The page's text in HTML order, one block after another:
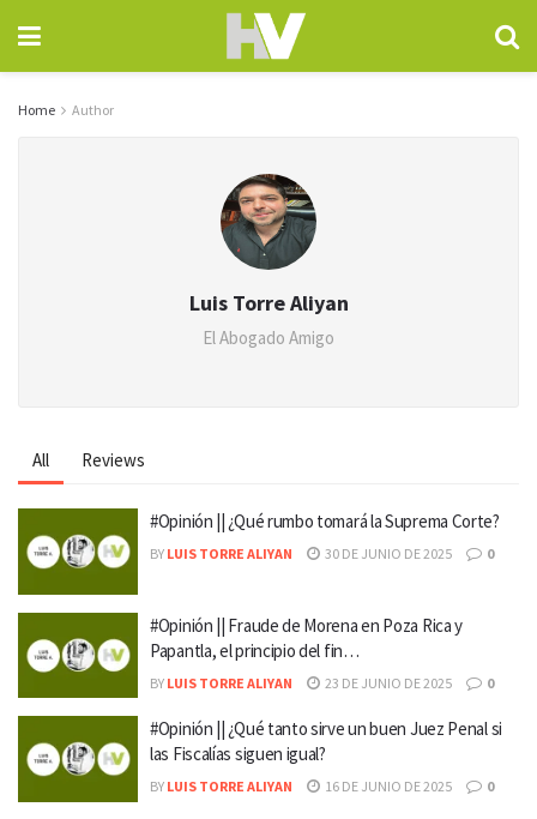
Home Author
Luis Torre Aliyan
El Abogado Amigo
All Reviews
#Opinión || ¿Qué rumbo tomará la Suprema Corte?
BY LUIS TORRE ALIYAN 30 DE JUNIO DE 2025 0
#Opinión || Fraude de Morena en Poza Rica y
Papantla, el principio del fin…
BY LUIS TORRE ALIYAN 23 DE JUNIO DE 2025 0
#Opinión || ¿Qué tanto sirve un buen Juez Penal si
las Fiscalías siguen igual?
BY LUIS TORRE ALIYAN 16 DE JUNIO DE 2025 0